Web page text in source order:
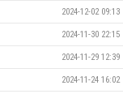
2024-12-02 09:13
2024-11-30 22:15
2024-11-29 12:39
2024-11-24 16:02